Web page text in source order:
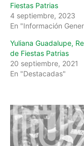
Fiestas Patrias
4 septiembre, 2023
En "Información
Yuliana Guadalupe,
de Fiestas Patrias
20 septiembre, 2021
En "Destacadas"